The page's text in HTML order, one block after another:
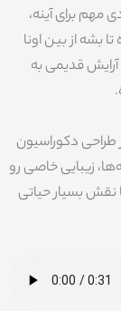
مهم برای آینه،
بشه از بین اونا
آرایش قدیمی به
طراحی دکوراسیون
زیبایی خاصی رو
نقش بسیار حیاتی